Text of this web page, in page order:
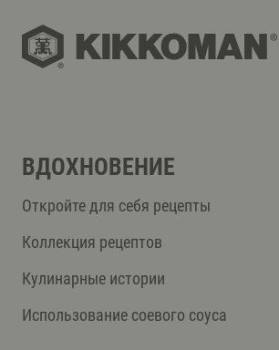
ВДОХНОВЕНИЕ
Откройте для себя рецепты
Коллекция рецептов
Кулинарные истории
Использование соевого соуса